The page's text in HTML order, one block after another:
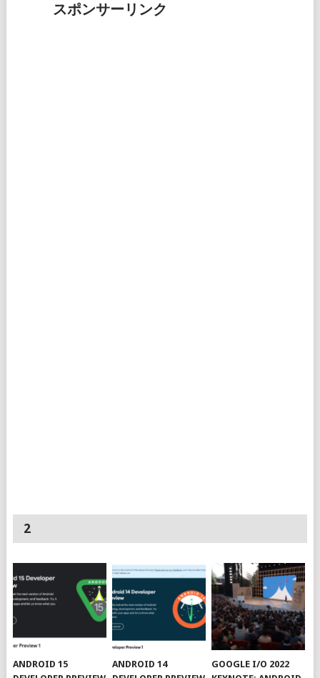
スポンサーリンク
2
ANDROID 15
ANDROID 14
GOOGLE I/O 2022